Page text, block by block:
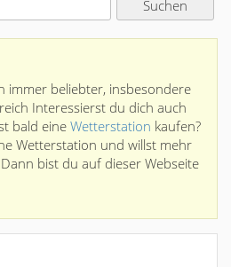
immer beliebter, insbesondere
Interessierst du dich auch
bald eine Wetterstation kaufen?
Wetterstation und willst mehr
bist du auf dieser Webseite